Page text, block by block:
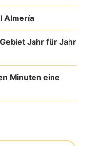
Almería
Jahr für Jahr
Minuten eine